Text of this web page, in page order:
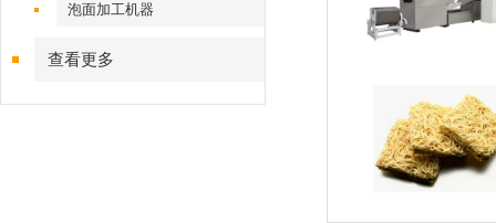
泡面加工机器
查看更多